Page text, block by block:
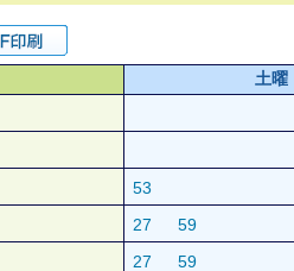
土曜
53
27 59
27 59